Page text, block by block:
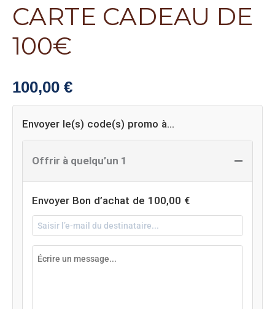
CARTE CADEAU DE
100€
100,00 €
Envoyer le(s) code(s) promo à…
Offrir à quelqu’un 1 −
Envoyer Bon d’achat de 100,00 €